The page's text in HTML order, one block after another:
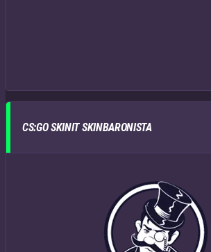
CS:GO SKINIT SKINBARONISTA